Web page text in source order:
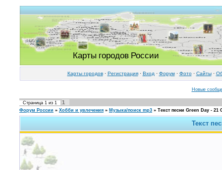
Карты городов России
Карты городов· Регистрация· Вход · Форум· Фото· Cайты·
Новые
Страница 1 из 1 1
Форум России » Хобби и увлечения » Музыка/поиск mp3 » Текст песни Green Day - 21
Текст